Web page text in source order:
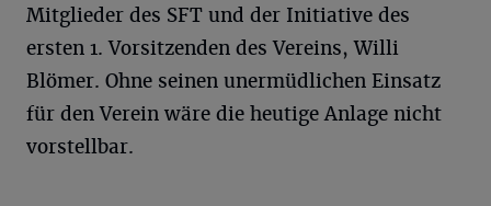
Mitglieder des SFT und der Initiative des
ersten 1. Vorsitzenden des Vereins, Willi
Blömer. Ohne seinen unermüdlichen Einsatz
für den Verein wäre die heutige Anlage nicht
vorstellbar.